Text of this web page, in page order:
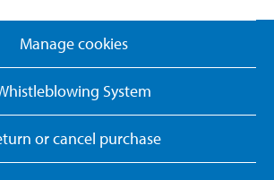
Manage cookies
System
or cancel purchase